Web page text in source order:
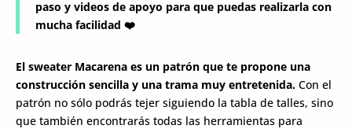
paso y videos de apoyo para que puedas realizarla con
mucha facilidad ❤️
El sweater Macarena es un patrón que te propone una
construcción sencilla y una trama muy entretenida. Con el
patrón no sólo podrás tejer siguiendo la tabla de talles, sino
que también encontrarás todas las herramientas para